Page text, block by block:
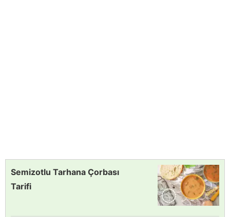
Semizotlu Tarhana Çorbası
Tarifi